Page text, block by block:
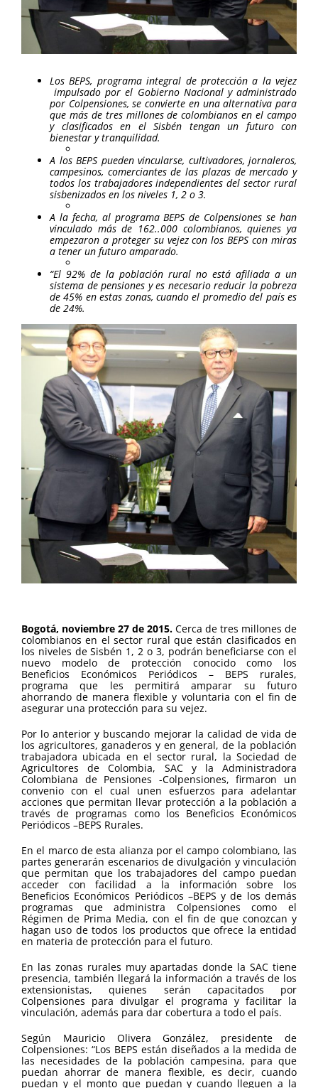
Los BEPS, programa integral de protección a la vejez
impulsado por el Gobierno Nacional y administrado
por Colpensiones, se convierte en una alternativa para
que más de tres millones de colombianos en el campo
y clasificados en el Sisbén tengan un futuro con
bienestar y tranquilidad.
A los BEPS pueden vincularse, cultivadores, jornaleros,
campesinos, comerciantes de las plazas de mercado y
todos los trabajadores independientes del sector rural
sisbenizados en los niveles 1, 2 o 3.
A la fecha, al programa BEPS de Colpensiones se han
vinculado más de 162..000 colombianos, quienes ya
empezaron a proteger su vejez con los BEPS con miras
a tener un futuro amparado.
“El 92% de la población rural no está afiliada a un
sistema de pensiones y es necesario reducir la pobreza
de 45% en estas zonas, cuando el promedio del país es
de 24%.
Bogotá, noviembre 27 de 2015. Cerca de tres millones de
colombianos en el sector rural que están clasificados en
los niveles de Sisbén 1, 2 o 3, podrán beneficiarse con el
nuevo modelo de protección conocido como los
Beneficios Económicos Periódicos – BEPS rurales,
programa que les permitirá amparar su futuro
ahorrando de manera flexible y voluntaria con el fin de
asegurar una protección para su vejez.
Por lo anterior y buscando mejorar la calidad de vida de
los agricultores, ganaderos y en general, de la población
trabajadora ubicada en el sector rural, la Sociedad de
Agricultores de Colombia, SAC y la Administradora
Colombiana de Pensiones -Colpensiones, firmaron un
convenio con el cual unen esfuerzos para adelantar
acciones que permitan llevar protección a la población a
través de programas como los Beneficios Económicos
Periódicos –BEPS Rurales.
En el marco de esta alianza por el campo colombiano, las
partes generarán escenarios de divulgación y vinculación
que permitan que los trabajadores del campo puedan
acceder con facilidad a la información sobre los
Beneficios Económicos Periódicos –BEPS y de los demás
programas que administra Colpensiones como el
Régimen de Prima Media, con el fin de que conozcan y
hagan uso de todos los productos que ofrece la entidad
en materia de protección para el futuro.
En las zonas rurales muy apartadas donde la SAC tiene
presencia, también llegará la información a través de los
extensionistas, quienes serán capacitados por
Colpensiones para divulgar el programa y facilitar la
vinculación, además para dar cobertura a todo el país.
Según Mauricio Olivera González, presidente de
Colpensiones: “Los BEPS están diseñados a la medida de
las necesidades de la población campesina, para que
puedan ahorrar de manera flexible, es decir, cuando
puedan y el monto que puedan y cuando lleguen a la